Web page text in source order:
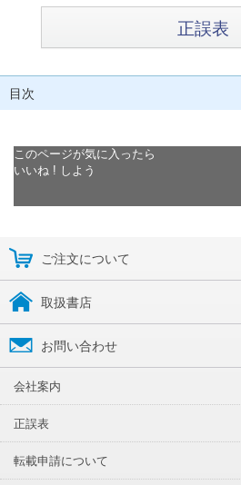
正誤表
目次
このページが気に入ったら
いいね ! しよう
ご注文について
取扱書店
お問い合わせ
会社案内
正誤表
転載申請について